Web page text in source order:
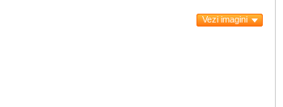
Vezi imagini